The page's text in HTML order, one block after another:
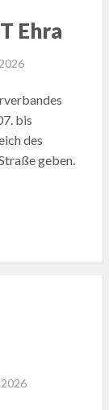
Ehra
bis
des
geben.